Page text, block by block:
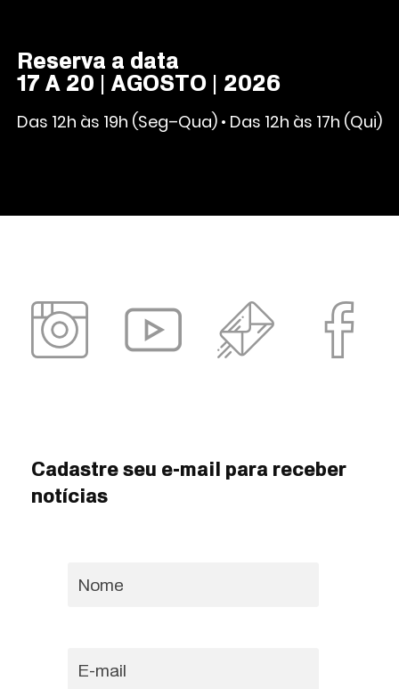
Reserva a data
17 A 20 | AGOSTO | 2026
Das 12h às 19h (Seg–Qua) • Das 12h às 17h (Qui)
Cadastre seu e-mail para receber
notícias